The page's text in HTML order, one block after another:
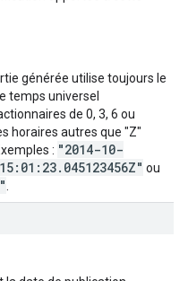
générée utilise toujours le
temps universel
de 0, 3, 6 ou
horaires autres que "Z"
: "2014-10-
ou